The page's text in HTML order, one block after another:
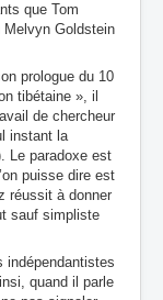
que Tom
Goldstein
prologue du 10
tibétaine », il
de chercheur
instant la
Le paradoxe est
puisse dire est
réussit à donner
sauf simpliste
indépendantistes
quand il parle